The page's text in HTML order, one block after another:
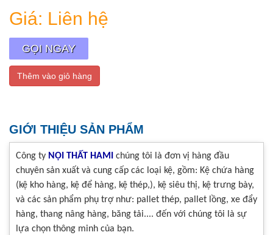
Giá: Liên hệ
GỌI NGAY
Thêm vào giỏ hàng
GIỚI THIỆU SẢN PHẨM
Công ty NỘI THẤT HAMI chúng tôi là đơn vị hàng đầu
chuyên sản xuất và cung cấp các loại kệ, gồm: Kệ chứa hàng
(kệ kho hàng, kệ để hàng, kệ thép,), kệ siêu thị, kệ trưng bày,
và các sản phẩm phụ trợ như: pallet thép, pallet lồng, xe đẩy
hàng, thang nâng hàng, băng tải.... đến với chúng tôi là sự
lựa chọn thông minh của bạn.